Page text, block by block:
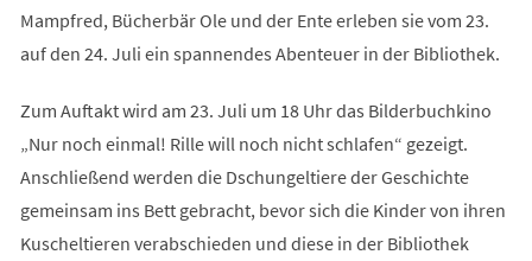
Mampfred, Bücherbär Ole und der Ente erleben sie vom 23.
auf den 24. Juli ein spannendes Abenteuer in der Bibliothek.
Zum Auftakt wird am 23. Juli um 18 Uhr das Bilderbuchkino
„Nur noch einmal! Rille will noch nicht schlafen“ gezeigt.
Anschließend werden die Dschungeltiere der Geschichte
gemeinsam ins Bett gebracht, bevor sich die Kinder von ihren
Kuscheltieren verabschieden und diese in der Bibliothek